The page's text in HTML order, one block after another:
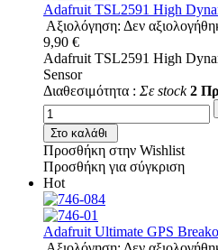
Adafruit TSL2591 High
Αξιολόγηση: Δεν
9,90 €
Adafruit TSL2591 High
Sensor
Διαθεσιμότητα : Σε stock 2
Στο καλάθι
Προσθήκη στην Wishlist
Προσθήκη για σύγκριση
Hot
Adafruit Ultimate GPS